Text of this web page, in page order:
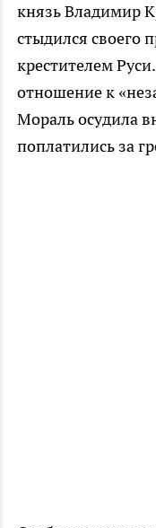
князь Владимир
стыдился своего
крестителем
отношение к
Мораль осудила
поплатились за